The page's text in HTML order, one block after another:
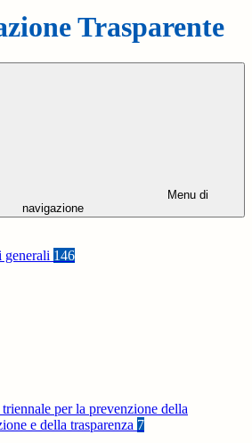
Trasparente
Menu di
navigazione
generali 146
per la prevenzione della
e della trasparenza 7